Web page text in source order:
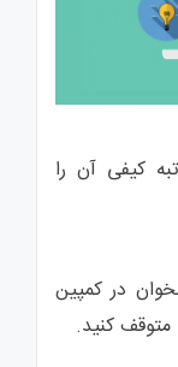
کیفی آن را
در کمپین
کنید.